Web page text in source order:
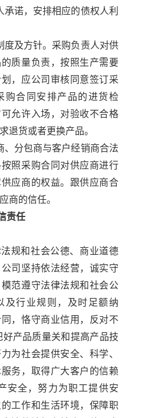
承诺，安排相应的债权人利
度及方针。采购负责人对供
质量负责，按照生产需要
，应公司审核同意签订采
购合同安排产品的进货检
允许入场，对验收不合格
退货或者更换产品。
、分包商与客户经销商合法
照采购合同对供应商进行
应商的权益。跟供应商合
商的信任。
责任
规和社会公德、商业道德
司坚持依法经营，诚实守
范遵守法律法规和社会公
及行业规则，及时足额纳
，恪守商业信用，反对不
好产品质量关和提高产品技
为社会提供安全、科学、
务，取得广大客户的信赖
安全，努力为职工提供安
工作和生活环境，保障职